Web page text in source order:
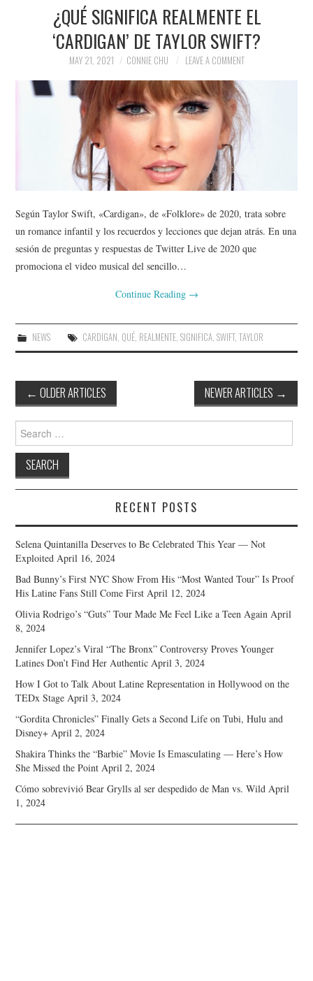
¿QUÉ SIGNIFICA REALMENTE EL
‘CARDIGAN’ DE TAYLOR SWIFT?
MAY 21, 2021 CONNIE CHU LEAVE A COMMENT
Según Taylor Swift, «Cardigan», de «Folklore» de 2020, trata sobre
un romance infantil y los recuerdos y lecciones que dejan atrás. En una
sesión de preguntas y respuestas de Twitter Live de 2020 que
promociona el video musical del sencillo…
Continue Reading →
NEWS CARDIGAN, QUÉ, REALMENTE, SIGNIFICA, SWIFT, TAYLOR
Post
navigation
← OLDER ARTICLES NEWER ARTICLES →
Search
for:
RECENT POSTS
Selena Quintanilla Deserves to Be Celebrated This Year — Not
Exploited April 16, 2024
Bad Bunny’s First NYC Show From His “Most Wanted Tour” Is Proof
His Latine Fans Still Come First April 12, 2024
Olivia Rodrigo’s “Guts” Tour Made Me Feel Like a Teen Again April
8, 2024
Jennifer Lopez’s Viral “The Bronx” Controversy Proves Younger
Latines Don’t Find Her Authentic April 3, 2024
How I Got to Talk About Latine Representation in Hollywood on the
TEDx Stage April 3, 2024
“Gordita Chronicles” Finally Gets a Second Life on Tubi, Hulu and
Disney+ April 2, 2024
Shakira Thinks the “Barbie” Movie Is Emasculating — Here’s How
She Missed the Point April 2, 2024
Cómo sobrevivió Bear Grylls al ser despedido de Man vs. Wild April
1, 2024